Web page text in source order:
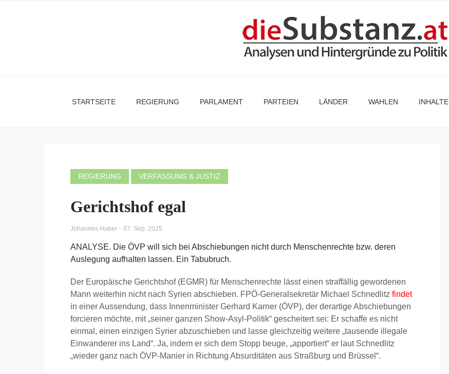
STARTSEITE REGIERUNG PARLAMENT PARTEIEN LÄNDER WAHLEN INHALTE
REGIERUNG VERFASSUNG & JUSTIZ
Gerichtshof egal
Johannes Huber - 07. Sep. 2025
ANALYSE. Die ÖVP will sich bei Abschiebungen nicht durch Menschenrechte bzw. deren
Auslegung aufhalten lassen. Ein Tabubruch.
Der Europäische Gerichtshof (EGMR) für Menschenrechte lässt einen straffällig gewordenen
Mann weiterhin nicht nach Syrien abschieben. FPÖ-Generalsekretär Michael Schnedlitz findet
in einer Aussendung, dass Innenminister Gerhard Karner (ÖVP), der derartige Abschiebungen
forcieren möchte, mit „seiner ganzen Show-Asyl-Politik“ gescheitert sei: Er schaffe es nicht
einmal, einen einzigen Syrier abzuschieben und lasse gleichzeitig weitere „tausende illegale
Einwanderer ins Land“. Ja, indem er sich dem Stopp beuge, „apportiert“ er laut Schnedlitz
„wieder ganz nach ÖVP-Manier in Richtung Absurditäten aus Straßburg und Brüssel“.